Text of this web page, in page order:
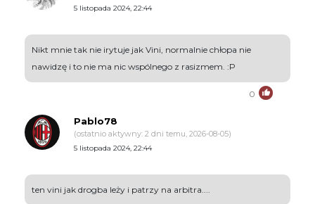
5 listopada 2024, 22:44
Nikt mnie tak nie irytuje jak Vini, normalnie chłopa nie
nawidzę i to nie ma nic wspólnego z rasizmem. :P
0
Pablo78
(ostatnio aktywny: 2 dni temu, 2026-08-05)
5 listopada 2024, 22:44
ten vini jak drogba leży i patrzy na arbitra....